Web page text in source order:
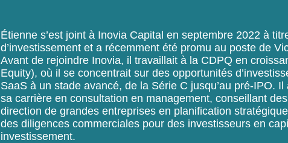
Étienne s’est joint à Inovia Capital en septembre 2022 à
d’investissement et a récemment été promu au poste de
Avant de rejoindre Inovia, il travaillait à la CDPQ en
Equity), où il se concentrait sur des opportunités
SaaS à un stade avancé, de la Série C jusqu’au pré-IPO. Il
sa carrière en consultation en management, conseillant
direction de grandes entreprises en planification
des diligences commerciales pour des investisseurs en
investissement.